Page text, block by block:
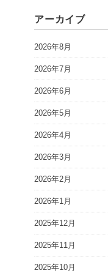
アーカイブ
2026年8月
2026年7月
2026年6月
2026年5月
2026年4月
2026年3月
2026年2月
2026年1月
2025年12月
2025年11月
2025年10月